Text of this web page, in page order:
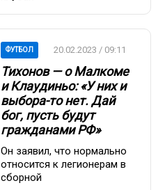
ФУТБОЛ 20.02.2023 / 09:11
Тихонов — о Малкоме
и Клаудиньо: «У них и
выбора-то нет. Дай
бог, пусть будут
гражданами РФ»
Он заявил, что нормально
относится к легионерам в
сборной